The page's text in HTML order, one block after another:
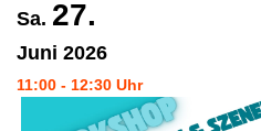
humorvoll und energetisch, mal
schlüpfen in verschiedene Rollen
besonderen Art!"Spielleitung
:
Flyer "Lebende Kunst": Klicke
Sa. 27.
Juni 2026
11:00 - 12:30 Uhr